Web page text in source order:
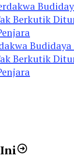
Berkutik